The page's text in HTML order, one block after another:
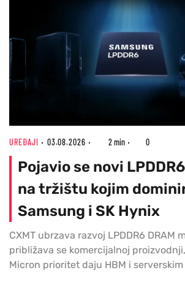
UREĐAJI 03.08.2026 2 min 0
Pojavio se novi
na tržištu kojim
Samsung i SK Hynix
CXMT ubrzava razvoj LPDDR6 DRAM
približava se komercijalnoj
Micron prioritet daju HBM i